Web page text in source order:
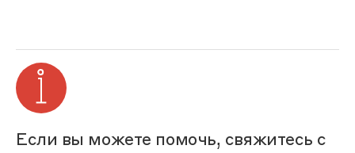
Если вы можете помочь, свяжитесь с